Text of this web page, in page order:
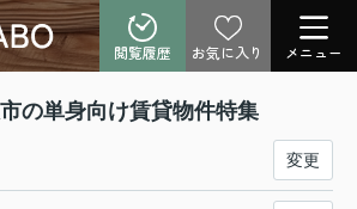
閲覧履歴 お気に入り メニュー
市の単身向け賃貸物件特集
変更